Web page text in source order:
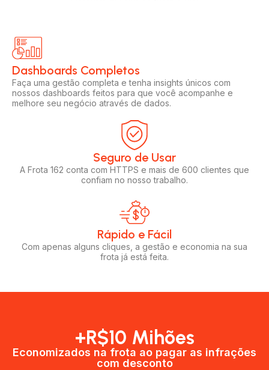
Dashboards Completos​​
Faça uma gestão completa e tenha insights únicos com
nossos dashboards feitos para que você acompanhe e
melhore seu negócio através de dados.
Seguro de Usar​
A Frota 162 conta com HTTPS e mais de 600 clientes que
confiam no nosso trabalho.
Rápido e Fácil​
Com apenas alguns cliques, a gestão e economia na sua
frota já está feita.
+R$10 Mihões
Economizados na frota ao pagar as infrações
com desconto